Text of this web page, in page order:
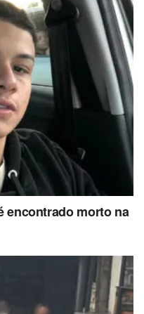
encontrado morto na